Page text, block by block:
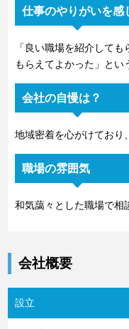
仕事のやりがいを感
「良い職場を紹介して
もらえてよかった」とい
会社の自慢は？
地域密着を心がけており
職場の雰囲気
和気藹々とした職場で相
会社概要
設立